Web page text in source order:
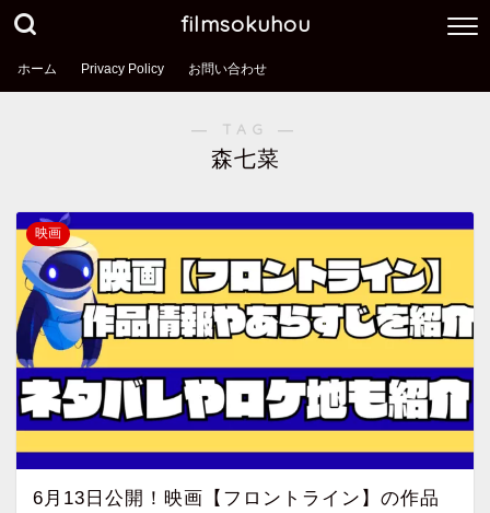
filmsokuhou
ホーム Privacy Policy お問い合わせ
― TAG ―
森七菜
映画
6月13日公開！映画【フロントライン】の作品